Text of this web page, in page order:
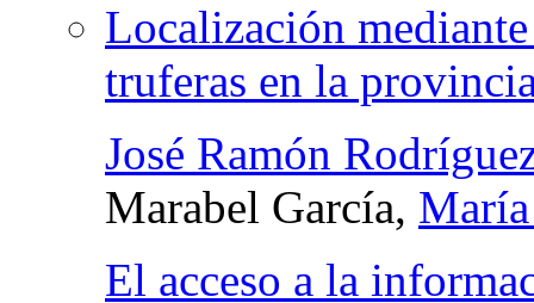
Localización
truferas en la
José Ramón
Marabel García,
El acceso a la